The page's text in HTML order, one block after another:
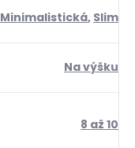
Minimalistická, Slim
Na výšku
8 až 10